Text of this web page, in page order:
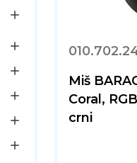
Miš
Coral,
crni